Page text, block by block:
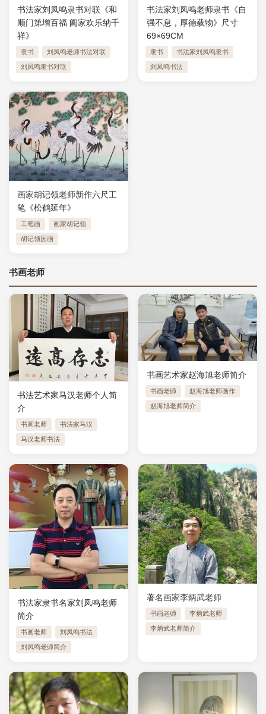
书法家刘凤鸣隶书对联《和
顺门第增百福 阖家欢乐纳千
祥》
隶书 刘凤鸣老师书法对联
刘凤鸣隶书对联
书法家刘凤鸣老师隶书《自
强不息，厚德载物》尺寸
69×69CM
隶书 书法家刘凤鸣隶书
刘凤鸣书法
画家胡记领老师新作六尺工
笔《松鹤延年》
工笔画 画家胡记领
胡记领国画
书画老师
书法艺术家马汉老师个人简
介
书画老师 书法家马汉
马汉老师书法
书画艺术家赵海旭老师简介
书画老师 赵海旭老师画作
赵海旭老师简介
书法家隶书名家刘凤鸣老师
简介
书画老师 刘凤鸣书法
刘凤鸣老师简介
著名画家李炳武老师
书画老师 李炳武老师
李炳武老师简介